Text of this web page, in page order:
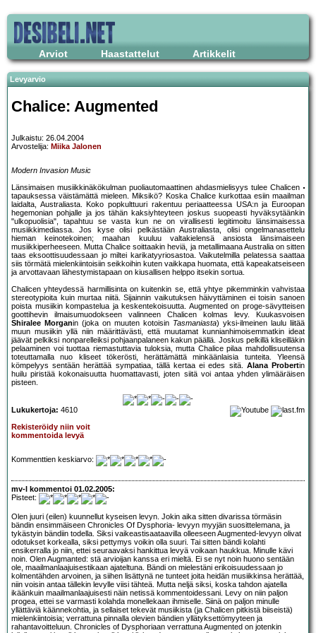
Arviot Haastattelut Artikkelit
Levyarvio
Chalice: Augmented
Julkaistu: 26.04.2004
Arvostelija: Miika Jalonen
Modern Invasion Music
Länsimaisen musiikkinäkökulman puoliautomaattinen ahdasmielisyys tulee Chalicen
tapauksessa väistämättä mieleen. Miksikö? Koska Chalice kurkottaa esiin maailman
laidalta, Australiasta. Koko popkulttuuri rakentuu periaatteessa USA:n ja Euroopan
hegemonian pohjalle ja jos tähän kaksiyhteyteen joskus suopeasti hyväksytäänkin
"ulkopuolisia", tapahtuu se vasta kun ne on virallisesti legitimoitu länsimaisessa
musiikkimediassa. Jos kyse olisi pelkästään Australiasta, olisi ongelmanasettelu
hieman keinotekoinen; maahan kuuluu valtakielensä ansiosta länsimaiseen
musiikkiperheeseen. Mutta Chalice soittaakin heviä, ja metallimaana Australia on sitten
taas eksoottisuudessaan jo miltei karikatyyriosastoa. Vaikutelmilla pelatessa saattaa
siis törmätä mielenkiintoisiin seikkoihin kuten vaikkapa huomata, että kapeakatseiseen
ja arvottavaan lähestymistapaan on kiusallisen helppo itsekin sortua.
Chalicen yhteydessä harmillisinta on kuitenkin se, että yhtye pikemminkin vahvistaa
stereotypioita kuin murtaa niitä. Sijainnin vaikutuksen häivyttäminen ei toisin sanoen
poista musiikin kompastelua ja keskentekoisuutta. Augmented on proge-sävytteisen
goottihevin ilmaisumuodokseen valinneen Chalicen kolmas levy. Kuukasvoisen
Shiralee Morganin (joka on muuten kotoisin Tasmaniasta) yksi-ilmeinen laulu liitää
muun musiikin yllä niin määrittävästi, että muutamat kunnianhimoisemmatkin ideat
jäävät pelkiksi nonparelleiksi pohjaanpalaneen kakun päällä. Joskus pelkillä kliseilläkin
pelaaminen voi tuottaa riemastuttavia tuloksia, mutta Chalice pilaa mahdollisuutensa
toteuttamalla nuo kliseet tökerösti, herättämättä minkäänlaisia tunteita. Yleensä
kömpelyys sentään herättää sympatiaa, tällä kertaa ei edes sitä. Alana Probertin
huilu piristää kokonaisuutta huomattavasti, joten siitä voi antaa yhden ylimääräisen
pisteen.
Lukukertoja: 4610
Rekisteröidy niin voit
kommentoida levyä
Kommenttien keskiarvo:
mv-l kommentoi 01.02.2005:
Pisteet:
Olen juuri (eilen) kuunnellut kyseisen levyn. Jokin aika sitten divarissa törmäsin
bändin ensimmäiseen Chronicles Of Dysphoria- levyyn myyjän suosittelemana, ja
tykästyin bändiin todella. Siksi vaikeastisaataavilla olleeseen Augmented-levyyn olivat
odotukset korkealla, siksi pettymys voikin olla suuri. Tai sitten bändi kolahti
ensikerralla jo niin, ettei seuraavaksi hankittua levyä voikaan haukkua. Minulle kävi
noin. Olen Augmanted: stä arvioijan kanssa eri mieltä. Ei se nyt noin huono sentään
ole, maailmanlaajuisestikaan ajateltuna. Bändi on mielestäni erikoisuudessaan jo
kolmentähden arvoinen, ja siihen lisättynä ne tunteet joita heidän musiikkinsa herättää,
niin voisin antaa tällekin levylle viisi tähteä. Mutta neljä siksi, koska tahdon ajatella
ikäänkuin maailmanlaajuisesti näin netissä kommentoidessani. Levy on niin paljon
progea, ettei se varmasti kolahda monellekaan ihmiselle. Siinä on paljon minulle
yllättäviä käännekohtia, ja sellaiset tekevät musiikista (ja Chalicen pitkistä biiseistä)
mielenkiintoisia; verrattuna pinnalla olevien bändien yllätyksettömyyteen ja
rahantavoitteluun. Chronicles of Dysphoriaan verrattuna Augmented on jotenkin